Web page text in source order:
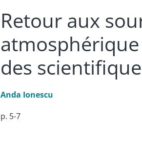
Retour aux
des
Anda Ionescu
p. 5-7